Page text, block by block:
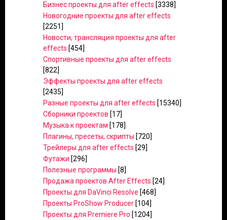
Бизнес проекты для after effects [3338]
Новогодние проекты для after effects
[2251]
Новости, трансляция проекты для after
effects [454]
Спортивные проекты для after effects
[822]
Эффекты проекты для after effects
[2435]
Разные проекты для after effects [15340]
Сборники проектов [17]
Музыка к проектам [178]
Плагины, пресеты, скрипты [720]
Трейлеры для after effects [29]
Футажи [296]
Полезные программы [8]
Продажа проектов After Effects [24]
Проекты для DaVinci Resolve [468]
Проекты ProShow Producer [104]
Проекты для Premiere Pro [1204]